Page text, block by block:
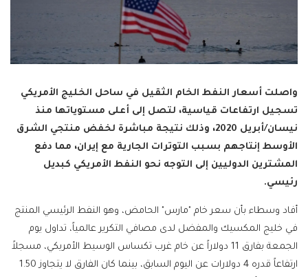
واصلت أسعار النفط الخام الثقيل في ساحل الخليج الأمريكي
تسجيل ارتفاعات قياسية، لتصل إلى أعلى مستوياتها منذ
نيسان/أبريل 2020، وذلك نتيجة مباشرة لخفض منتجي الشرق
الأوسط إنتاجهم بسبب التوترات الجارية مع إيران، مما دفع
المشترين الدوليين إلى التوجه نحو النفط الأمريكي كبديل
رئيسي.
أفاد وسطاء بأن سعر خام "مارس" الحامض، وهو النفط الرئيسي المنتج
في خليج المكسيك والمفضل لدى مصافي التكرير عالمياً، تداول يوم
الجمعة بفارق 11 دولاراً عن خام غرب تكساس الوسيط الأمريكي، مسجلاً
ارتفاعاً قدره 4 دولارات عن اليوم السابق، بينما كان الفارق لا يتجاوز 1.50